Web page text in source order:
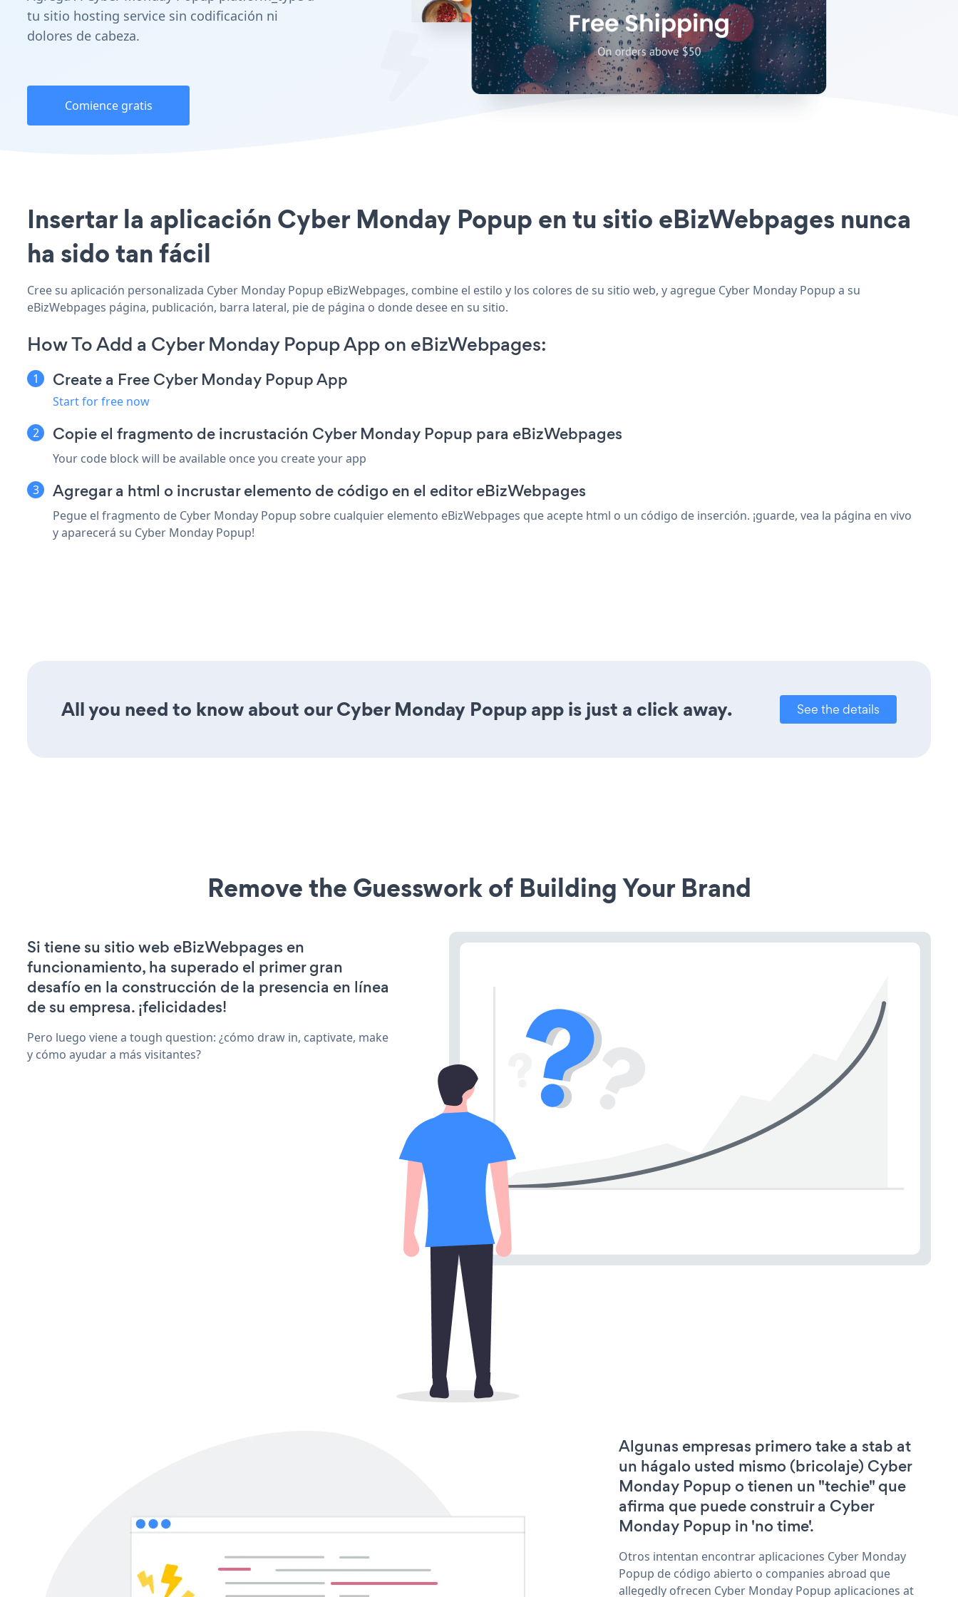
tu sitio hosting service sin codificación ni
dolores de cabeza.
Comience gratis
Insertar la aplicación Cyber Monday Popup en tu sitio eBizWebpages nunca
ha sido tan fácil
Cree su aplicación personalizada Cyber Monday Popup eBizWebpages, combine el estilo y los colores de su sitio web, y agregue Cyber Monday Popup a su
eBizWebpages página, publicación, barra lateral, pie de página o donde desee en su sitio.
How To Add a Cyber Monday Popup App on eBizWebpages:
Create a Free Cyber Monday Popup App
Start for free now
Copie el fragmento de incrustación Cyber Monday Popup para eBizWebpages
Your code block will be available once you create your app
Agregar a html o incrustar elemento de código en el editor eBizWebpages
Pegue el fragmento de Cyber Monday Popup sobre cualquier elemento eBizWebpages que acepte html o un código de inserción. ¡guarde, vea la página en vivo
y aparecerá su Cyber Monday Popup!
All you need to know about our Cyber Monday Popup app is just a click away. See the details
Remove the Guesswork of Building Your Brand
Si tiene su sitio web eBizWebpages en
funcionamiento, ha superado el primer gran
desafío en la construcción de la presencia en línea
de su empresa. ¡felicidades!
Pero luego viene a tough question: ¿cómo draw in, captivate, make
y cómo ayudar a más visitantes?
Algunas empresas primero take a stab at
un hágalo usted mismo (bricolaje) Cyber
Monday Popup o tienen un "techie" que
afirma que puede construir a Cyber
Monday Popup in 'no time'.
Otros intentan encontrar aplicaciones Cyber Monday
Popup de código abierto o companies abroad que
allegedly ofrecen Cyber Monday Popup aplicaciones at